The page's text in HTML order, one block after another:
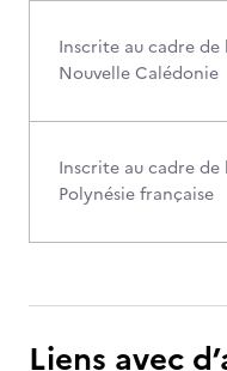
Inscrite au cadre de
Nouvelle Calédonie
Inscrite au cadre de
Polynésie française
Liens avec